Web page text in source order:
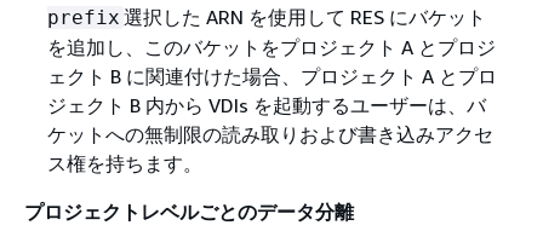
prefix 選択した ARN を使用して RES にバケット
を追加し、このバケットをプロジェクト A とプロジ
ェクト B に関連付けた場合、プロジェクト A とプロ
ジェクト B 内から VDIs を起動するユーザーは、バ
ケットへの無制限の読み取りおよび書き込みアクセ
ス権を持ちます。
プロジェクトレベルごとのデータ分離